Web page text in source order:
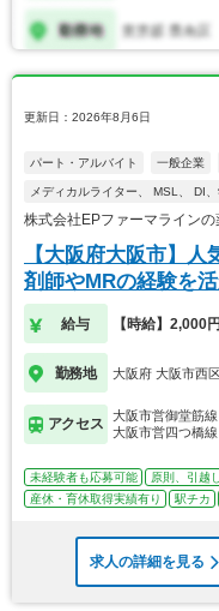
更新日：2026年8月6日
パート・アルバイト 一般企業
メディカルライター、 MSL、 DI
株式会社EPファーマラインの
【大阪府大阪市】
剤師やMRの経験を
給与 【時給】2,000
勤務地 大阪府 大阪市西
アクセス
大阪市営御堂筋
大阪市営四つ橋
未経験者も応募可能 原則、引越
産休・育休取得実績有り
駅チカ
求人の詳細を見る